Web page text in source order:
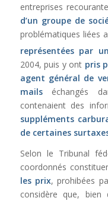
entreprises
d’un groupe de
problématiques liées
représentées par
2004, puis y ont pris
agent général de
mailséchangés
contenaient des
suppléments
de certaines
Selon le Tribunal
coordonnés
les prix, prohibées
considère que, bien